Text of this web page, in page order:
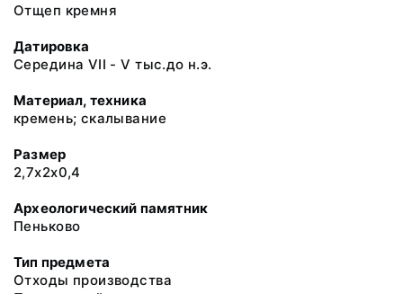
Отщеп кремня
Датировка
Середина VII - V тыс.до н.э.
Материал, техника
кремень; скалывание
Размер
2,7х2х0,4
Археологический памятник
Пеньково
Тип предмета
Отходы производства